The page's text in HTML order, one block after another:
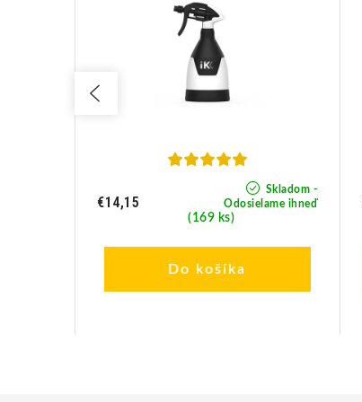
Skladom -
Odosielame ihneď
(169 ks)
€14,15
Do košíka